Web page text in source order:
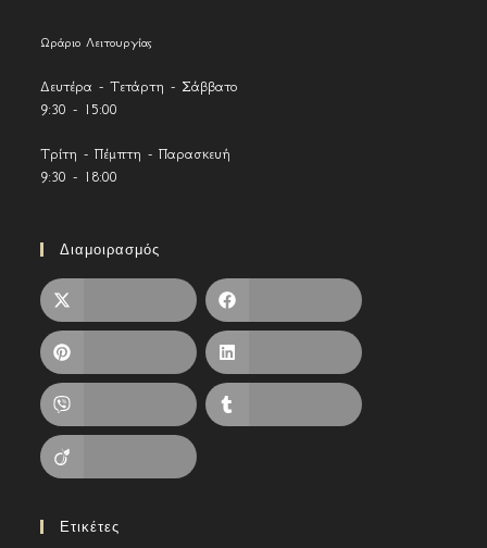
Ωράριο Λειτουργίας
Δευτέρα - Τετάρτη - Σάββατο
9:30 - 15:00
Τρίτη - Πέμπτη - Παρασκευή
9:30 - 18:00
Διαμοιρασμός
Ετικέτες